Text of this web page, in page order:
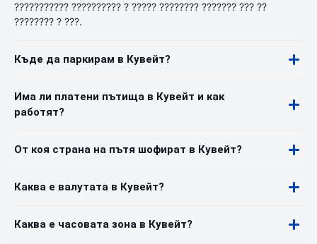
??????????? ?????????? ? ????? ???????? ??????? ??? ??
???????? ? ???.
Къде да паркирам в Кувейт?
Има ли платени пътища в Кувейт и как
работят?
От коя страна на пътя шофират в Кувейт?
Каква е валутата в Кувейт?
Каква е часовата зона в Кувейт?